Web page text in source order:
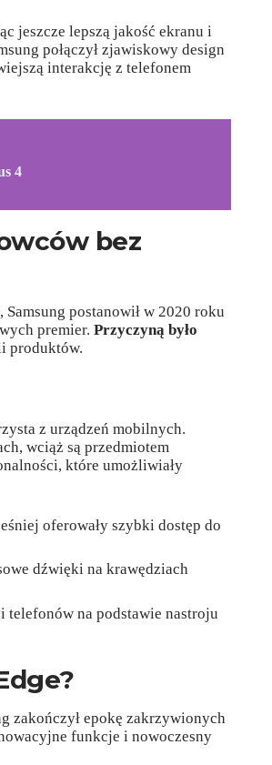
jeszcze lepszą jakość ekranu i
połączył zjawiskowy design
interakcję z telefonem
4
bez
postanowił w 2020 roku
premier. Przyczyną było
produktów.
z urządzeń mobilnych.
wciąż są przedmiotem
które umożliwiały
oferowały szybki dostęp do
dźwięki na krawędziach
na podstawie nastroju
zakończył epokę zakrzywionych
funkcje i nowoczesny